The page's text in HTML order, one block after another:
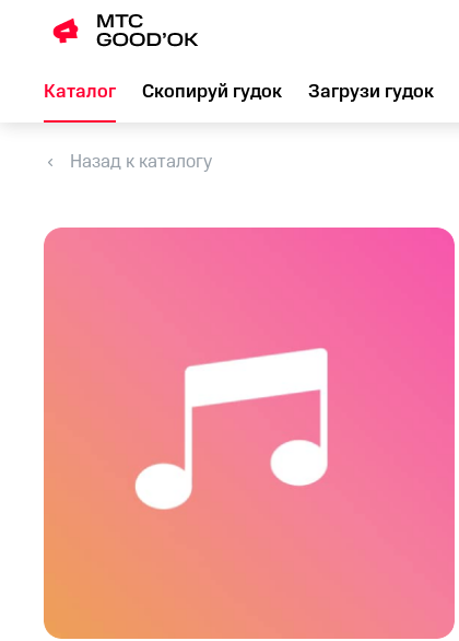
Каталог Скопируй гудок Загрузи гудок
Назад к каталогу